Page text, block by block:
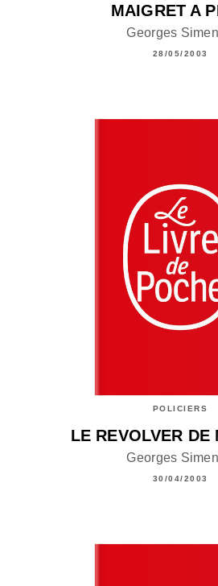
MAIGRET A
Georges
28/05/2003
POLICIERS
LE REVOLVER DE
Georges
30/04/2003